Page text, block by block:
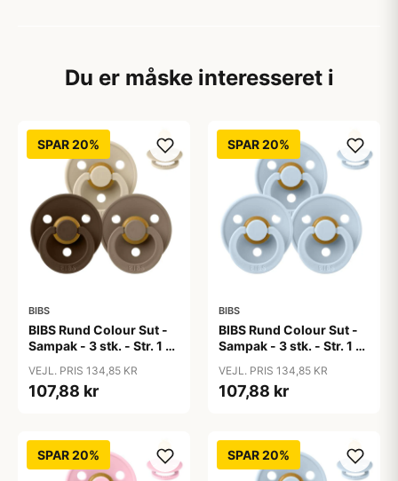
Du er måske interesseret i
SPAR 20%
BIBS
BIBS Rund Colour Sut -
Sampak - 3 stk. - Str. 1 -
VEJL. PRIS 134,85 KR
107,88 kr
SPAR 20%
BIBS
BIBS Rund Colour Sut -
Sampak - 3 stk. - Str. 1 -
VEJL. PRIS 134,85 KR
107,88 kr
SPAR 20% SPAR 20%